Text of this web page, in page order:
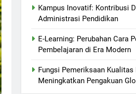
Kampus Inovatif: Kontribusi
Administrasi Pendidikan
E-Learning: Perubahan Cara
Pembelajaran di Era Modern
Fungsi Pemeriksaan
Meningkatkan Pengakuan